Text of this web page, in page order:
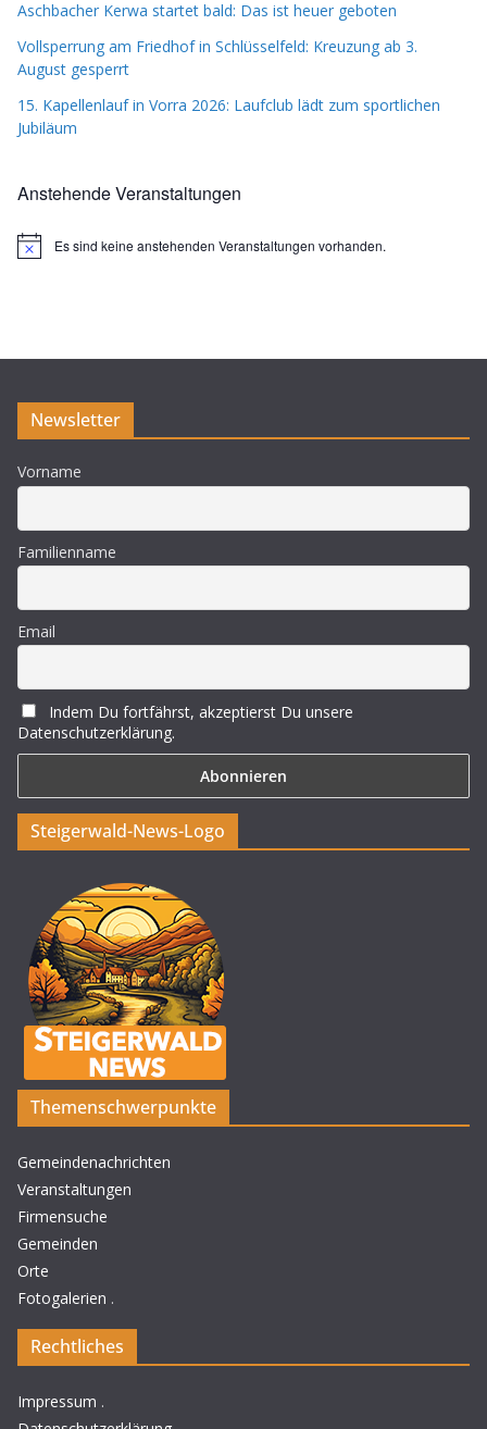
Aschbacher Kerwa startet bald: Das ist heuer geboten
Vollsperrung am Friedhof in Schlüsselfeld: Kreuzung ab 3.
August gesperrt
15. Kapellenlauf in Vorra 2026: Laufclub lädt zum sportlichen
Jubiläum
Anstehende Veranstaltungen
H
s
Es sind keine anstehenden Veranstaltungen vorhanden.
Newsletter
Vorname
Familienname
Email
Indem Du fortfährst, akzeptierst Du unsere
Datenschutzerklärung.
Steigerwald-News-Logo
Themenschwerpunkte
Gemeindenachrichten
Veranstaltungen
Firmensuche
Gemeinden
Orte
Fotogalerien .
Rechtliches
Impressum .